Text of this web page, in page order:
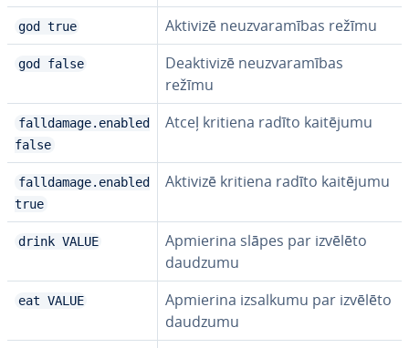
god true Aktivizē ne­uz­va­ra­mī­bas režīmu
god false
Deak­ti­vi­zē ne­uz­va­ra­mī­bas
režīmu
falldamage.enabled
false
Atceļ kritiena radīto kaitējumu
falldamage.enabled
true
Aktivizē kritiena radīto kaitējumu
drink VALUE
Apmierina slāpes par izvēlēto
daudzumu
eat VALUE
Apmierina izsalkumu par izvēlēto
daudzumu